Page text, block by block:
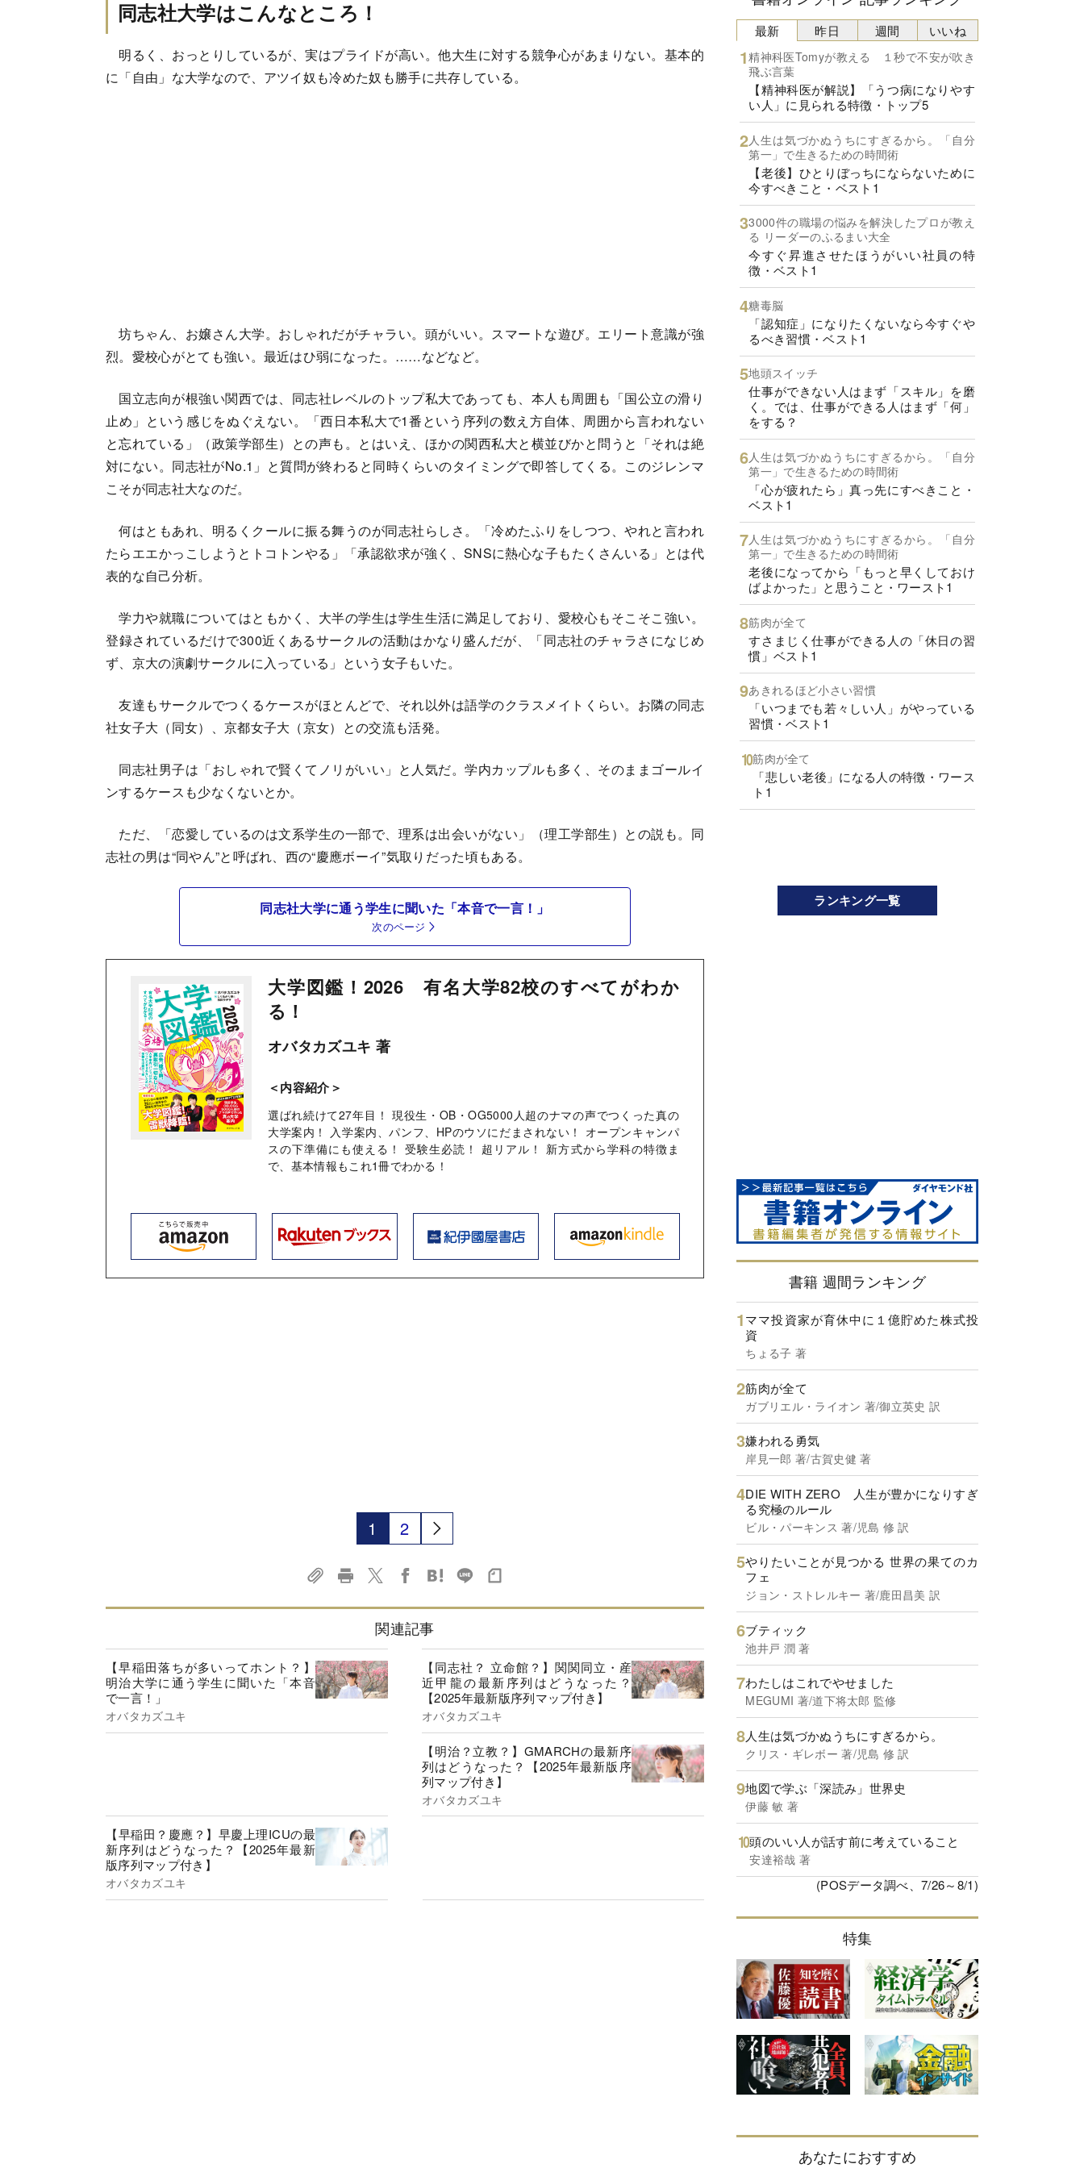
同志社大学はこんなところ！
明るく、おっとりしているが、実はプライドが高い。他大生に対する競争心があまりない。基本的
に「自由」な大学なので、アツイ奴も冷めた奴も勝手に共存している。
坊ちゃん、お嬢さん大学。おしゃれだがチャラい。頭がいい。スマートな遊び。エリート意識が強
烈。愛校心がとても強い。最近はひ弱になった。……などなど。
国立志向が根強い関西では、同志社レベルのトップ私大であっても、本人も周囲も「国公立の滑り
止め」という感じをぬぐえない。「西日本私大で1番という序列の数え方自体、周囲から言われない
と忘れている」（政策学部生）との声も。とはいえ、ほかの関西私大と横並びかと問うと「それは絶
対にない。同志社がNo.1」と質問が終わると同時くらいのタイミングで即答してくる。このジレンマ
こそが同志社大なのだ。
何はともあれ、明るくクールに振る舞うのが同志社らしさ。「冷めたふりをしつつ、やれと言われ
たらエエかっこしようとトコトンやる」「承認欲求が強く、SNSに熱心な子もたくさんいる」とは代
表的な自己分析。
学力や就職についてはともかく、大半の学生は学生生活に満足しており、愛校心もそこそこ強い。
登録されているだけで300近くあるサークルの活動はかなり盛んだが、「同志社のチャラさになじめ
ず、京大の演劇サークルに入っている」という女子もいた。
友達もサークルでつくるケースがほとんどで、それ以外は語学のクラスメイトくらい。お隣の同志
社女子大（同女）、京都女子大（京女）との交流も活発。
同志社男子は「おしゃれで賢くてノリがいい」と人気だ。学内カップルも多く、そのままゴールイ
ンするケースも少なくないとか。
ただ、「恋愛しているのは文系学生の一部で、理系は出会いがない」（理工学部生）との説も。同
志社の男は“同やん”と呼ばれ、西の“慶應ボーイ”気取りだった頃もある。
同志社大学に通う学生に聞いた「本音で一言！」
次のページ
大学図鑑！2026 有名大学82校のすべてがわか
る！
オバタカズユキ 著
＜内容紹介＞
選ばれ続けて27年目！ 現役生・OB・OG5000人超のナマの声でつくった真の
大学案内！ 入学案内、パンフ、HPのウソにだまされない！ オープンキャンパ
スの下準備にも使える！ 受験生必読！ 超リアル！ 新方式から学科の特徴ま
で、基本情報もこれ1冊でわかる！
1 2
関連記事
【早稲田落ちが多いってホント？】
明治大学に通う学生に聞いた「本音
で一言！」
オバタカズユキ
【同志社？ 立命館？】関関同立・産
近甲龍の最新序列はどうなった？
【2025年最新版序列マップ付き】
オバタカズユキ
【明治？立教？】GMARCHの最新序
列はどうなった？【2025年最新版序
列マップ付き】
オバタカズユキ
【早稲田？慶應？】早慶上理ICUの最
新序列はどうなった？【2025年最新
版序列マップ付き】
オバタカズユキ
最新
精神科医Tomyが教える １秒で不安が吹き
飛ぶ言葉
【精神科医が解説】「うつ病になりやす
い人」に見られる特徴・トップ5
人生は気づかぬうちにすぎるから。「自分
第一」で生きるための時間術
【老後】ひとりぼっちにならないために
今すべきこと・ベスト1
3000件の職場の悩みを解決したプロが教え
る リーダーのふるまい大全
今すぐ昇進させたほうがいい社員の特
徴・ベスト1
糖毒脳
「認知症」になりたくないなら今すぐや
るべき習慣・ベスト1
地頭スイッチ
仕事ができない人はまず「スキル」を磨
く。では、仕事ができる人はまず「何」
をする？
人生は気づかぬうちにすぎるから。「自分
第一」で生きるための時間術
「心が疲れたら」真っ先にすべきこと・
ベスト1
人生は気づかぬうちにすぎるから。「自分
第一」で生きるための時間術
老後になってから「もっと早くしておけ
ばよかった」と思うこと・ワースト1
筋肉が全て
すさまじく仕事ができる人の「休日の習
慣」ベスト1
あきれるほど小さい習慣
「いつまでも若々しい人」がやっている
習慣・ベスト1
筋肉が全て
「悲しい老後」になる人の特徴・ワース
ト1
昨日 週間 いいね
ランキング一覧
書籍 週間ランキング
ママ投資家が育休中に１億貯めた株式投
資
ちょる子 著
筋肉が全て
ガブリエル・ライオン 著/御立英史 訳
嫌われる勇気
岸見一郎 著/古賀史健 著
DIE WITH ZERO 人生が豊かになりすぎ
る究極のルール
ビル・パーキンス 著/児島 修 訳
やりたいことが見つかる 世界の果てのカ
フェ
ジョン・ストレルキー 著/鹿田昌美 訳
ブティック
池井戸 潤 著
わたしはこれでやせました
MEGUMI 著/道下将太郎 監修
人生は気づかぬうちにすぎるから。
クリス・ギレボー 著/児島 修 訳
地図で学ぶ「深読み」世界史
伊藤 敏 著
頭のいい人が話す前に考えていること
安達裕哉 著
(POSデータ調べ、7/26～8/1)
特集
あなたにおすすめ